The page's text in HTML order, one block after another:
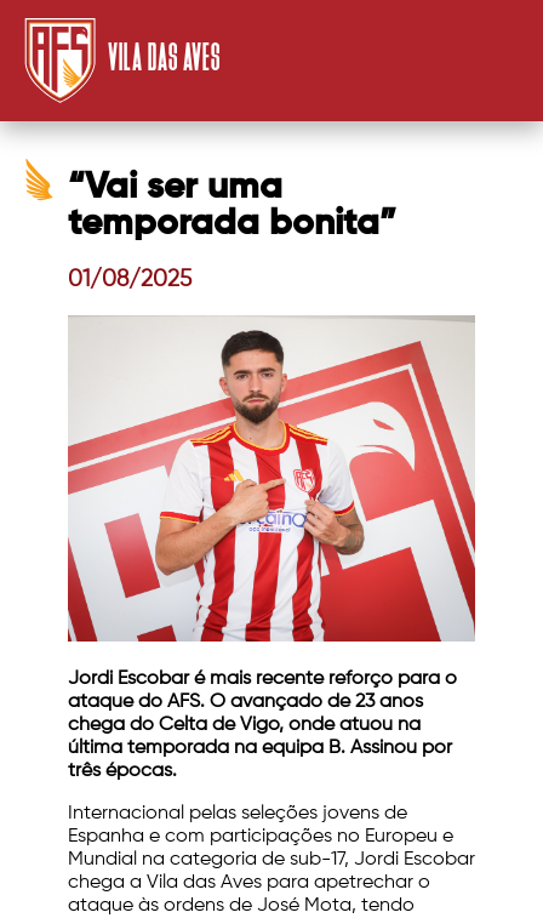
VILA DAS AVES
“Vai ser uma
temporada bonita”
01/08/2025
Jordi Escobar é mais recente reforço para o
ataque do AFS. O avançado de 23 anos
chega do Celta de Vigo, onde atuou na
última temporada na equipa B. Assinou por
três épocas.
Internacional pelas seleções jovens de
Espanha e com participações no Europeu e
Mundial na categoria de sub-17, Jordi Escobar
chega a Vila das Aves para apetrechar o
ataque às ordens de José Mota, tendo